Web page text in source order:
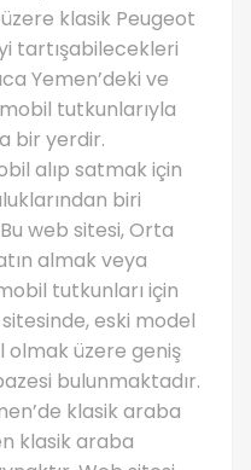
klasik Peugeot
tartışabilecekleri
Yemen’deki ve
tutkunlarıyla
bir yerdir.
alıp satmak için
biri
web sitesi, Orta
almak veya
tutkunları için
eski model
olmak üzere geniş
bulunmaktadır.
klasik araba
klasik araba